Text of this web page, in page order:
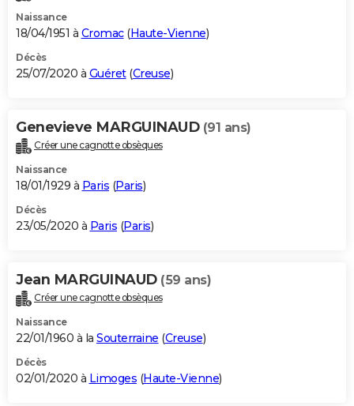
Naissance
18/04/1951 à Cromac(Haute-Vienne)
Décès
25/07/2020 à Guéret(Creuse)
Genevieve MARGUINAUD (91 ans)
Créer une cagnotte obsèques
Naissance
18/01/1929 à Paris (Paris)
Décès
23/05/2020 à Paris (Paris)
Jean MARGUINAUD (59 ans)
Créer une cagnotte obsèques
Naissance
22/01/1960 à la Souterraine (Creuse)
Décès
02/01/2020 à Limoges (Haute-Vienne)